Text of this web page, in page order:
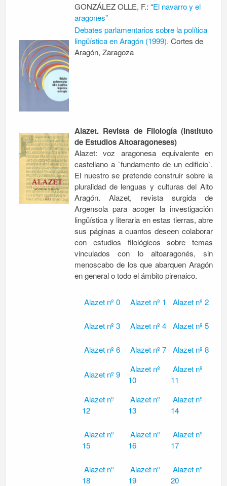
GONZÁLEZ OLLE, F.: “El navarro y el
aragones”
Debates parlamentarios sobre la política
lingüística en Aragón (1999). Cortes de
Aragón, Zaragoza
Alazet. Revista de Filología (Instituto
de Estudios Altoaragoneses)
Alazet: voz aragonesa equivalente en
castellano a `fundamento de un edificio`.
El nuestro se pretende construir sobre la
pluralidad de lenguas y culturas del Alto
Aragón. Alazet, revista surgida de
Argensola para acoger la investigación
lingüística y literaria en estas tierras, abre
sus páginas a cuantos deseen colaborar
con estudios filológicos sobre temas
vinculados con lo altoaragonés, sin
menoscabo de los que abarquen Aragón
en general o todo el ámbito pirenaico.
Alazet nº 0 Alazet nº 1 Alazet nº 2
Alazet nº 3 Alazet nº 4 Alazet nº 5
Alazet nº 6 Alazet nº 7 Alazet nº 8
Alazet nº 9
Alazet nº
10
Alazet nº
11
Alazet nº
12
Alazet nº
13
Alazet nº
14
Alazet nº
15
Alazet nº
16
Alazet nº
17
Alazet nº
18
Alazet nº
19
Alazet nº
20